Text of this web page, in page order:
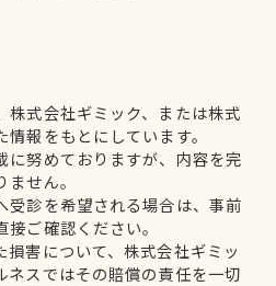
株式会社ギミック、または株式
報をもとにしています。
に努めておりますが、内容を完
せん。
受診を希望される場合は、事前
ご確認ください。
損害について、株式会社ギミッ
ネスではその賠償の責任を一切